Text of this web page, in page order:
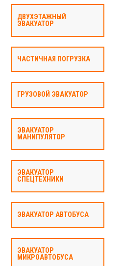
ДВУХЭТАЖНЫЙ
ЭВАКУАТОР
ЧАСТИЧНАЯ ПОГРУЗКА
ГРУЗОВОЙ ЭВАКУАТОР
ЭВАКУАТОР
МАНИПУЛЯТОР
ЭВАКУАТОР
СПЕЦТЕХНИКИ
ЭВАКУАТОР АВТОБУСА
ЭВАКУАТОР
МИКРОАВТОБУСА